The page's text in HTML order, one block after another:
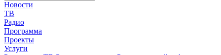
Новости
ТВ
Радио
Программа
Проекты
Услуги